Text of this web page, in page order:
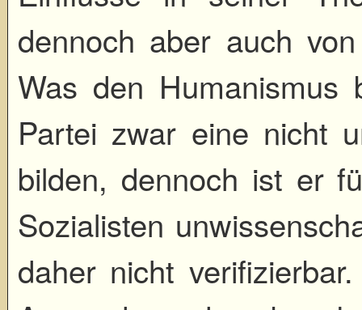
dennoch aber auch
Was den
Partei zwar eine nicht
bilden, dennoch ist er
Sozialisten
daher nicht